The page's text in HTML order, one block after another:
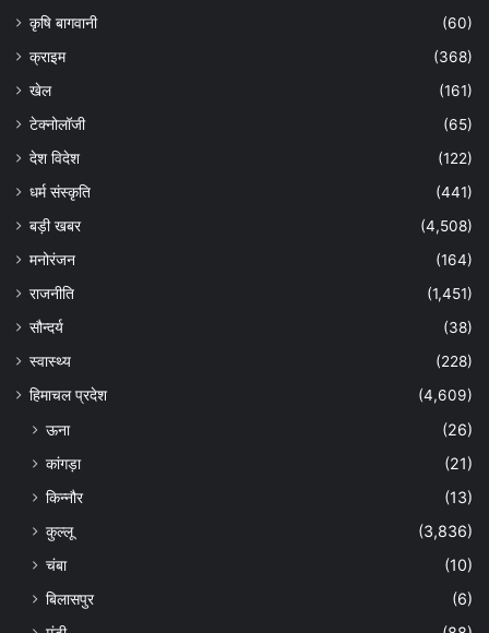
कृषि बागवानी
(60)
क्राइम
(368)
खेल
(161)
टेक्नोलॉजी
(65)
देश विदेश
(122)
धर्म संस्कृति
(441)
बड़ी खबर
(4,508)
मनोरंजन
(164)
राजनीति
(1,451)
सौन्दर्य
(38)
स्वास्थ्य
(228)
हिमाचल प्रदेश
(4,609)
ऊना
(26)
कांगड़ा
(21)
किन्नौर
(13)
कुल्लू
(3,836)
चंबा
(10)
बिलासपुर
(6)